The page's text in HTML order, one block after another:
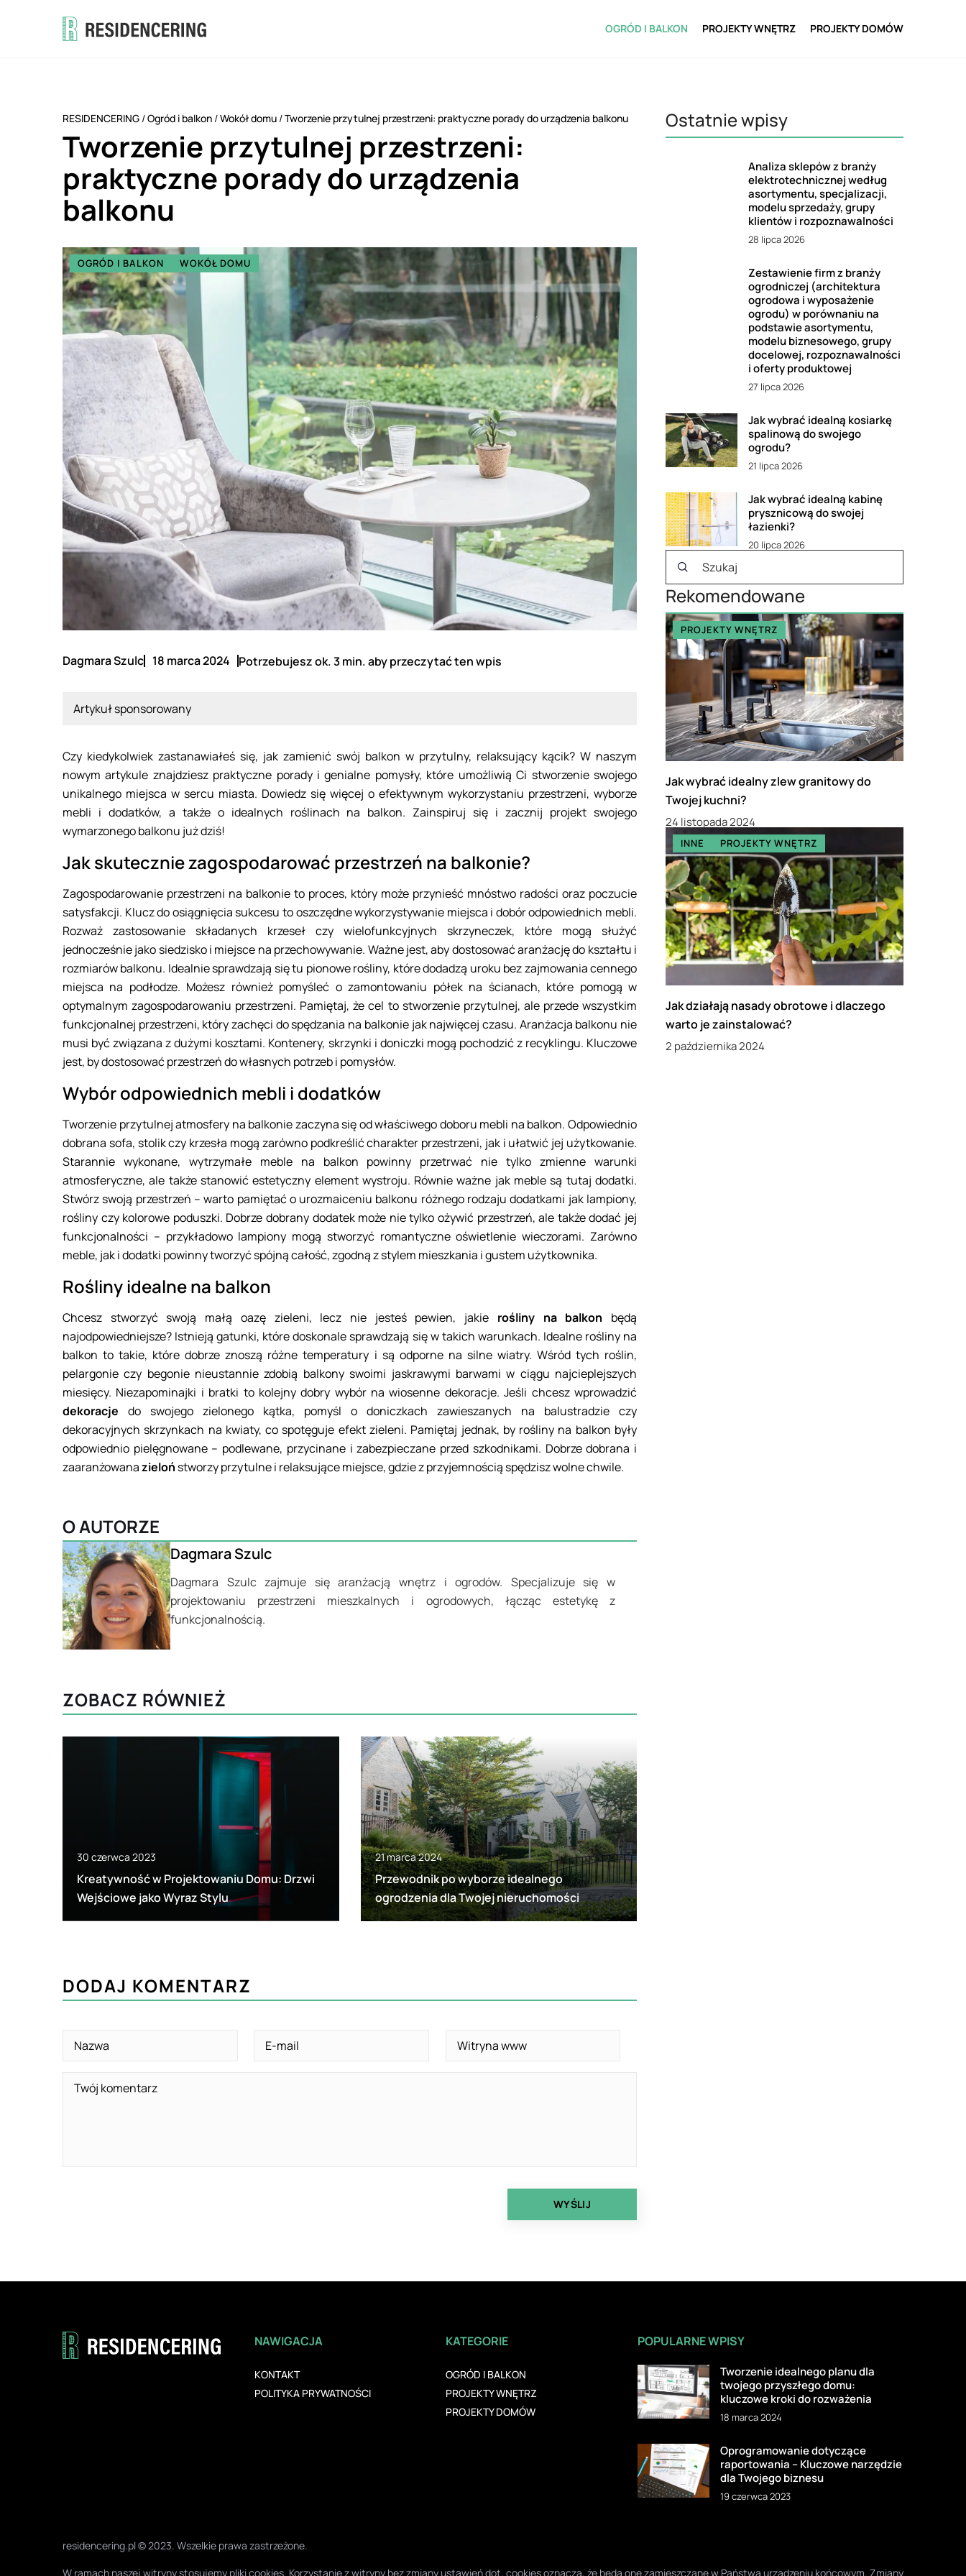
OGRÓD I BALKON PROJEKTY WNĘTRZ PROJEKTY DOMÓW
RESIDENCERING /Ogród i balkon /Wokół domu /Tworzenie przytulnej przestrzeni: praktyczne porady do urządzenia balkonu
Tworzenie przytulnej przestrzeni:
praktyczne porady do urządzenia
balkonu
OGRÓD I BALKON WOKÓŁ DOMU
Dagmara Szulc 18 marca 2024 Potrzebujesz ok. 3 min. aby przeczytać ten wpis
Artykuł sponsorowany
Czy kiedykolwiek zastanawiałeś się, jak zamienić swój balkon w przytulny, relaksujący kącik? W naszym
nowym artykule znajdziesz praktyczne porady i genialne pomysły, które umożliwią Ci stworzenie swojego
unikalnego miejsca w sercu miasta. Dowiedz się więcej o efektywnym wykorzystaniu przestrzeni, wyborze
mebli i dodatków, a także o idealnych roślinach na balkon. Zainspiruj się i zacznij projekt swojego
wymarzonego balkonu już dziś!
Jak skutecznie zagospodarować przestrzeń na balkonie?
Zagospodarowanie przestrzeni na balkonie to proces, który może przynieść mnóstwo radości oraz poczucie
satysfakcji. Klucz do osiągnięcia sukcesu to oszczędne wykorzystywanie miejsca i dobór odpowiednich mebli.
Rozważ zastosowanie składanych krzeseł czy wielofunkcyjnych skrzyneczek, które mogą służyć
jednocześnie jako siedzisko i miejsce na przechowywanie. Ważne jest, aby dostosować aranżację do kształtu i
rozmiarów balkonu. Idealnie sprawdzają się tu pionowe rośliny, które dodadzą uroku bez zajmowania cennego
miejsca na podłodze. Możesz również pomyśleć o zamontowaniu półek na ścianach, które pomogą w
optymalnym zagospodarowaniu przestrzeni. Pamiętaj, że cel to stworzenie przytulnej, ale przede wszystkim
funkcjonalnej przestrzeni, który zachęci do spędzania na balkonie jak najwięcej czasu. Aranżacja balkonu nie
musi być związana z dużymi kosztami. Kontenery, skrzynki i doniczki mogą pochodzić z recyklingu. Kluczowe
jest, by dostosować przestrzeń do własnych potrzeb i pomysłów.
Wybór odpowiednich mebli i dodatków
Tworzenie przytulnej atmosfery na balkonie zaczyna się od właściwego doboru mebli na balkon. Odpowiednio
dobrana sofa, stolik czy krzesła mogą zarówno podkreślić charakter przestrzeni, jak i ułatwić jej użytkowanie.
Starannie wykonane, wytrzymałe meble na balkon powinny przetrwać nie tylko zmienne warunki
atmosferyczne, ale także stanowić estetyczny element wystroju. Równie ważne jak meble są tutaj dodatki.
Stwórz swoją przestrzeń – warto pamiętać o urozmaiceniu balkonu różnego rodzaju dodatkami jak lampiony,
rośliny czy kolorowe poduszki. Dobrze dobrany dodatek może nie tylko ożywić przestrzeń, ale także dodać jej
funkcjonalności – przykładowo lampiony mogą stworzyć romantyczne oświetlenie wieczorami. Zarówno
meble, jak i dodatki powinny tworzyć spójną całość, zgodną z stylem mieszkania i gustem użytkownika.
Rośliny idealne na balkon
Chcesz stworzyć swoją małą oazę zieleni, lecz nie jesteś pewien, jakie rośliny na balkon będą
najodpowiedniejsze? Istnieją gatunki, które doskonale sprawdzają się w takich warunkach. Idealne rośliny na
balkon to takie, które dobrze znoszą różne temperatury i są odporne na silne wiatry. Wśród tych roślin,
pelargonie czy begonie nieustannie zdobią balkony swoimi jaskrawymi barwami w ciągu najcieplejszych
miesięcy. Niezapominajki i bratki to kolejny dobry wybór na wiosenne dekoracje. Jeśli chcesz wprowadzić
dekoracje do swojego zielonego kątka, pomyśl o doniczkach zawieszanych na balustradzie czy
dekoracyjnych skrzynkach na kwiaty, co spotęguje efekt zieleni. Pamiętaj jednak, by rośliny na balkon były
odpowiednio pielęgnowane – podlewane, przycinane i zabezpieczane przed szkodnikami. Dobrze dobrana i
zaaranżowanazieloń stworzy przytulne i relaksujące miejsce, gdzie z przyjemnością spędzisz wolne chwile.
O AUTORZE
Dagmara Szulc
Dagmara Szulc zajmuje się aranżacją wnętrz i ogrodów. Specjalizuje się w
projektowaniu przestrzeni mieszkalnych i ogrodowych, łącząc estetykę z
funkcjonalnością.
ZOBACZ RÓWNIEŻ
30 czerwca 2023
Kreatywność w Projektowaniu Domu: Drzwi
Wejściowe jako Wyraz Stylu
21 marca 2024
Przewodnik po wyborze idealnego
ogrodzenia dla Twojej nieruchomości
Ostatnie wpisy
Analiza sklepów z branży
elektrotechnicznej według
asortymentu, specjalizacji,
modelu sprzedaży, grupy
klientów i rozpoznawalności
28 lipca 2026
Zestawienie firm z branży
ogrodniczej (architektura
ogrodowa i wyposażenie
ogrodu) w porównaniu na
podstawie asortymentu,
modelu biznesowego, grupy
docelowej, rozpoznawalności
i oferty produktowej
27 lipca 2026
Jak wybrać idealną kosiarkę
spalinową do swojego
ogrodu?
21 lipca 2026
Jak wybrać idealną kabinę
prysznicową do swojej
łazienki?
20 lipca 2026
Rekomendowane
PROJEKTY WNĘTRZ
Jak wybrać idealny zlew granitowy do
Twojej kuchni?
24 listopada 2024
INNE PROJEKTY WNĘTRZ
Jak działają nasady obrotowe i dlaczego
warto je zainstalować?
2 października 2024
DODAJ KOMENTARZ
NAWIGACJA
KONTAKT
POLITYKA PRYWATNOŚCI
KATEGORIE
OGRÓD I BALKON
PROJEKTY WNĘTRZ
PROJEKTY DOMÓW
POPULARNE WPISY
Tworzenie idealnego planu dla
twojego przyszłego domu:
kluczowe kroki do rozważenia
18 marca 2024
Oprogramowanie dotyczące
raportowania – Kluczowe narzędzie
dla Twojego biznesu
19 czerwca 2023
residencering.pl © 2023. Wszelkie prawa zastrzeżone.
W ramach naszej witryny stosujemy pliki cookies. Korzystanie z witryny bez zmiany ustawień dot. cookies oznacza, że będą one zamieszczane w Państwa urządzeniu końcowym. Zmiany